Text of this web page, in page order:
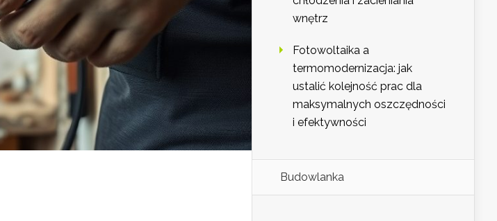
wnętrz
Fotowoltaika a
termomodernizacja: jak
ustalić kolejność prac dla
maksymalnych oszczędności
i efektywności
Budowlanka